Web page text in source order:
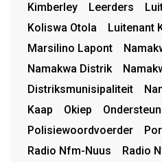
Kimberley
Leerders
Koliswa Otola
Luitenant
Marsilino Lapont
Namakwa Distrik
Distriksmunisipaliteit
Kaap
Okiep
Polisiewoordvoerder
Radio Nfm-Nuus
Radio